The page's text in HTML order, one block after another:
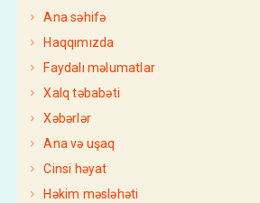
Ana səhifə
Haqqımızda
Faydalı məlumatlar
Xalq təbabəti
Xəbərlər
Ana və uşaq
Cinsi həyat
Həkim məsləhəti